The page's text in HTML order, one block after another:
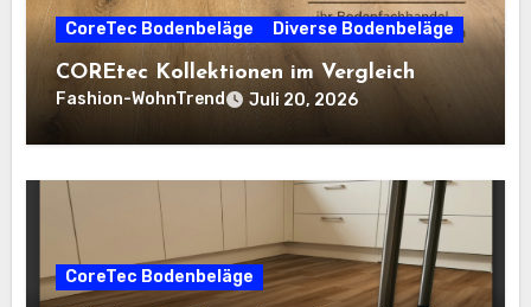
CoreTec Bodenbeläge Diverse Bodenbeläge
COREtec Kollektionen im Vergleich
Fashion-WohnTrend Juli 20, 2026
CoreTec Bodenbeläge